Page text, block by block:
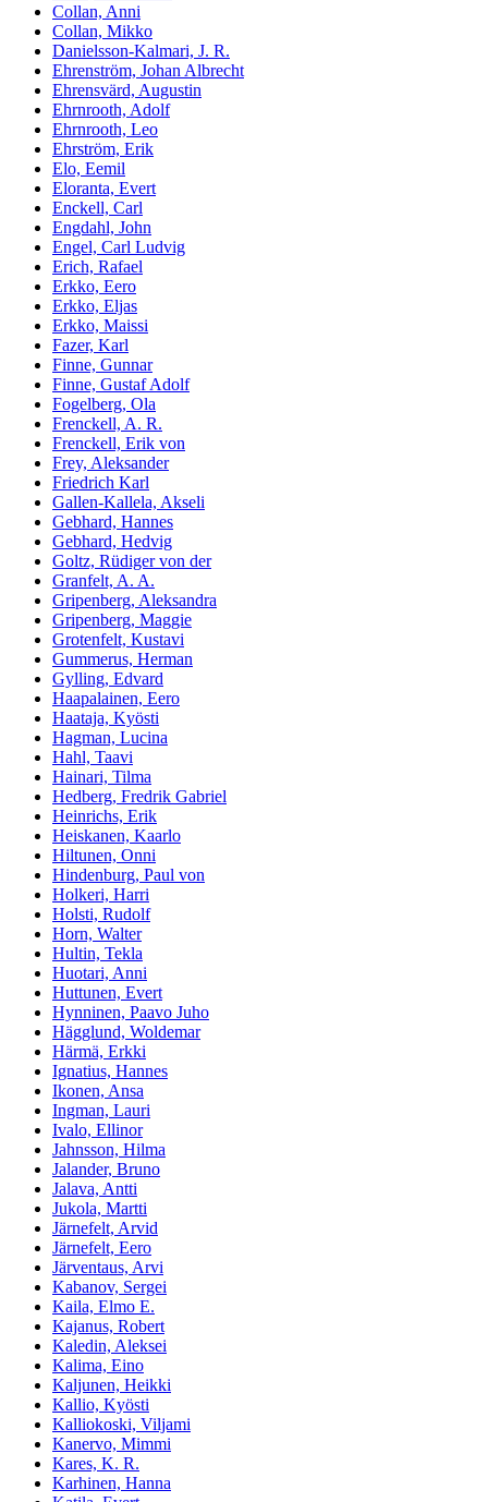
Collan, Anni
Collan, Mikko
Danielsson-Kalmari, J. R.
Ehrenström, Johan Albrecht
Ehrensvärd, Augustin
Ehrnrooth, Adolf
Ehrnrooth, Leo
Ehrström, Erik
Elo, Eemil
Eloranta, Evert
Enckell, Carl
Engdahl, John
Engel, Carl Ludvig
Erich, Rafael
Erkko, Eero
Erkko, Eljas
Erkko, Maissi
Fazer, Karl
Finne, Gunnar
Finne, Gustaf Adolf
Fogelberg, Ola
Frenckell, A. R.
Frenckell, Erik von
Frey, Aleksander
Friedrich Karl
Gallen-Kallela, Akseli
Gebhard, Hannes
Gebhard, Hedvig
Goltz, Rüdiger von der
Granfelt, A. A.
Gripenberg, Aleksandra
Gripenberg, Maggie
Grotenfelt, Kustavi
Gummerus, Herman
Gylling, Edvard
Haapalainen, Eero
Haataja, Kyösti
Hagman, Lucina
Hahl, Taavi
Hainari, Tilma
Hedberg, Fredrik Gabriel
Heinrichs, Erik
Heiskanen, Kaarlo
Hiltunen, Onni
Hindenburg, Paul von
Holkeri, Harri
Holsti, Rudolf
Horn, Walter
Hultin, Tekla
Huotari, Anni
Huttunen, Evert
Hynninen, Paavo Juho
Hägglund, Woldemar
Härmä, Erkki
Ignatius, Hannes
Ikonen, Ansa
Ingman, Lauri
Ivalo, Ellinor
Jahnsson, Hilma
Jalander, Bruno
Jalava, Antti
Jukola, Martti
Järnefelt, Arvid
Järnefelt, Eero
Järventaus, Arvi
Kabanov, Sergei
Kaila, Elmo E.
Kajanus, Robert
Kaledin, Aleksei
Kalima, Eino
Kaljunen, Heikki
Kallio, Kyösti
Kalliokoski, Viljami
Kanervo, Mimmi
Kares, K. R.
Karhinen, Hanna